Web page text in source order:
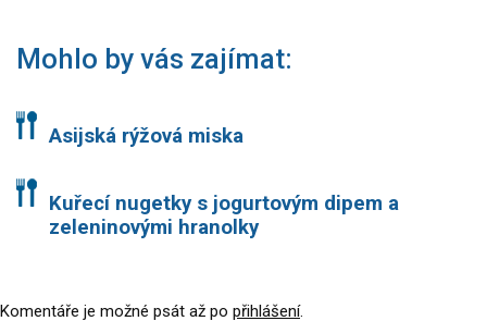
Mohlo by vás zajímat:
Asijská rýžová miska
Kuřecí nugetky s jogurtovým dipem a
zeleninovými hranolky
Komentáře je možné psát až po přihlášení.